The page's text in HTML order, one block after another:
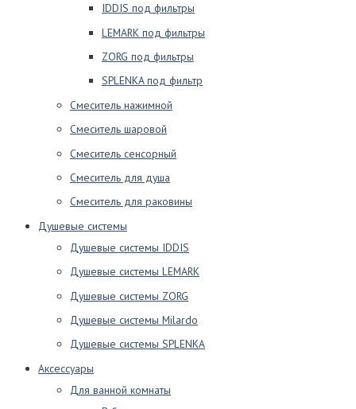
IDDIS под фильтры
LEMARK под фильтры
ZORG под фильтры
SPLENKA под фильтр
Смеситель нажимной
Смеситель шаровой
Смеситель сенсорный
Смеситель для душа
Смеситель для раковины
Душевые системы
Душевые системы IDDIS
Душевые системы LEMARK
Душевые системы ZORG
Душевые системы Milardo
Душевые системы SPLENKA
Аксессуары
Для ванной комнаты